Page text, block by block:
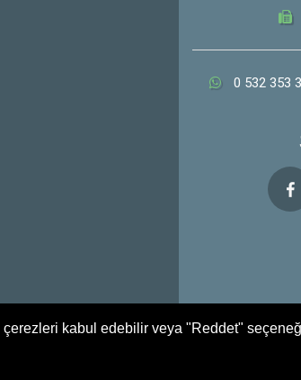
kabul edebilir veya "Reddet"
0 532 353